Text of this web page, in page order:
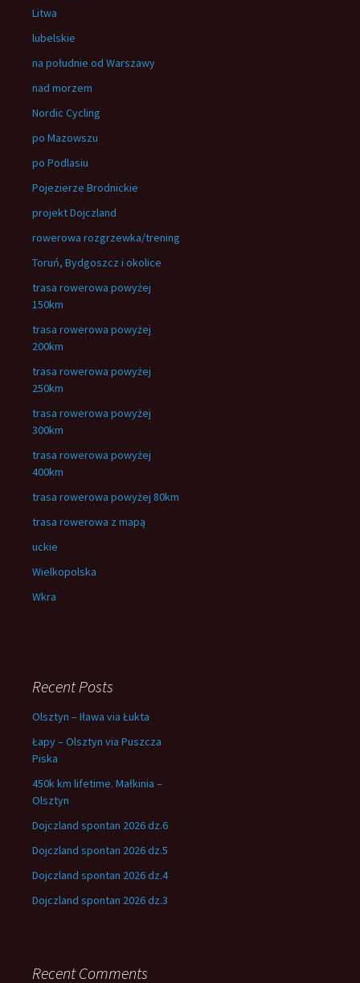
Litwa
lubelskie
na południe od Warszawy
nad morzem
Nordic Cycling
po Mazowszu
po Podlasiu
Pojezierze Brodnickie
projekt Dojczland
rowerowa rozgrzewka/trening
Toruń, Bydgoszcz i okolice
trasa rowerowa powyżej
150km
trasa rowerowa powyżej
200km
trasa rowerowa powyżej
250km
trasa rowerowa powyżej
300km
trasa rowerowa powyżej
400km
trasa rowerowa powyżej 80km
trasa rowerowa z mapą
uckie
Wielkopolska
Wkra
Recent Posts
Olsztyn – Iława via Łukta
Łapy – Olsztyn via Puszcza
Piska
450k km lifetime. Małkinia –
Olsztyn
Dojczland spontan 2026 dz.6
Dojczland spontan 2026 dz.5
Dojczland spontan 2026 dz.4
Dojczland spontan 2026 dz.3
Recent Comments